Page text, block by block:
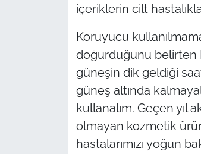
içeriklerin cilt
Koruyucu
doğurduğunu belirten
güneşin dik geldiği
güneş altında
kullanalım. Geçen yıl
olmayan kozmetik
hastalarımızı yoğun